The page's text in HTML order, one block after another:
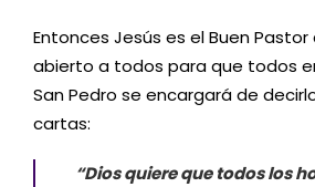
Entonces Jesús es el Buen Pastor
abierto a todos para que todos
San Pedro se encargará de
cartas:
“Dios quiere que todos los